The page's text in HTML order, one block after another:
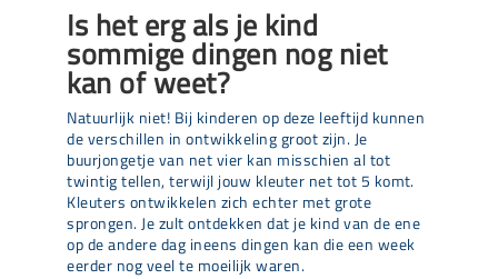
Is het erg als je kind
sommige dingen nog niet
kan of weet?
Natuurlijk niet! Bij kinderen op deze leeftijd kunnen
de verschillen in ontwikkeling groot zijn. Je
buurjongetje van net vier kan misschien al tot
twintig tellen, terwijl jouw kleuter net tot 5 komt.
Kleuters ontwikkelen zich echter met grote
sprongen. Je zult ontdekken dat je kind van de ene
op de andere dag ineens dingen kan die een week
eerder nog veel te moeilijk waren.